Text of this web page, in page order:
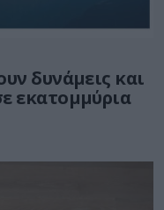
δυνάμεις και
εκατομμύρια